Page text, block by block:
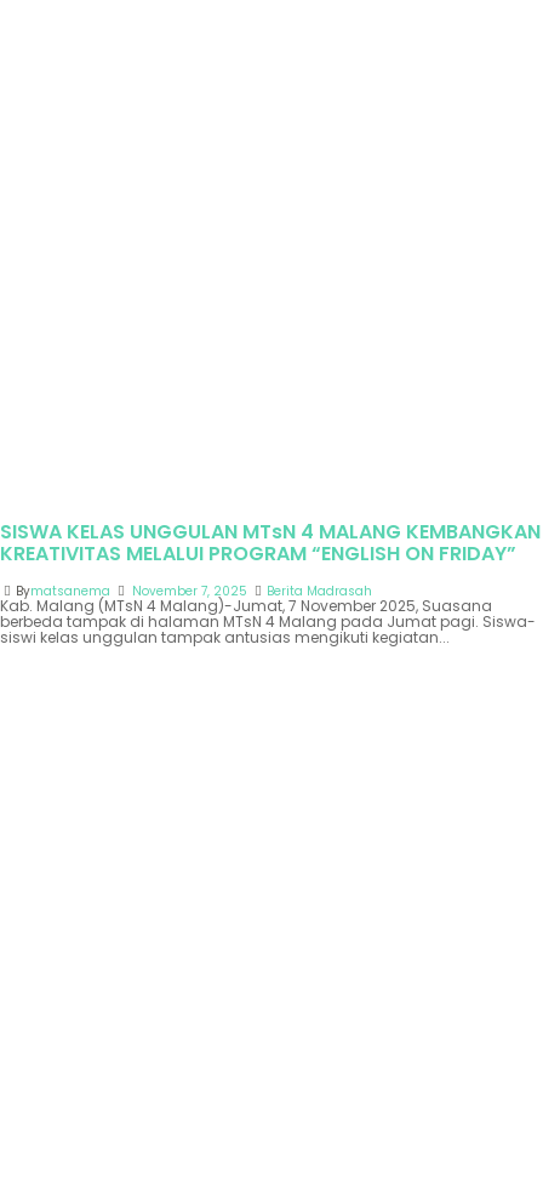
SISWA KELAS UNGGULAN MTsN 4 MALANG KEMBANGKAN
KREATIVITAS MELALUI PROGRAM “ENGLISH ON FRIDAY”
Bymatsanema November 7, 2025 Berita Madrasah
Kab. Malang (MTsN 4 Malang)-Jumat, 7 November 2025, Suasana
berbeda tampak di halaman MTsN 4 Malang pada Jumat pagi. Siswa-
siswi kelas unggulan tampak antusias mengikuti kegiatan...